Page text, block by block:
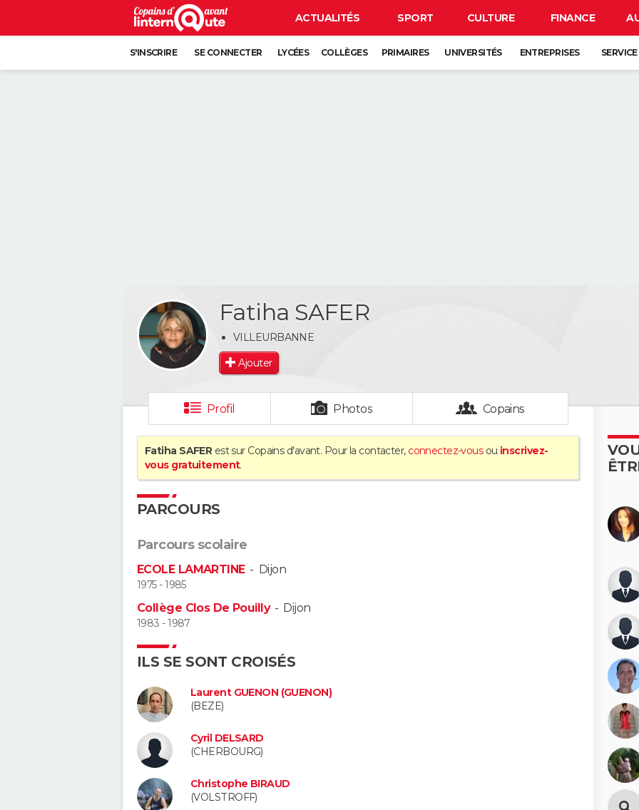
ACTUALITÉS SPORT CULTURE FINANCE
S'INSCRIRE SE CONNECTER LYCÉES COLLÈGES PRIMAIRES UNIVERSITÉS ENTREPRISES
Fatiha SAFER
VILLEURBANNE
Ajouter
Profil Photos Copains
Fatiha SAFER est sur Copains d'avant. Pour la contacter, connectez-vousou inscrivez-
vous gratuitement.
PARCOURS
Parcours scolaire
ECOLE LAMARTINE- Dijon
1975 - 1985
Collège Clos De Pouilly- Dijon
1983 - 1987
ILS SE SONT CROISÉS
Laurent GUENON (GUENON)
(BEZE)
Cyril DELSARD
(CHERBOURG)
Christophe BIRAUD
(VOLSTROFF)